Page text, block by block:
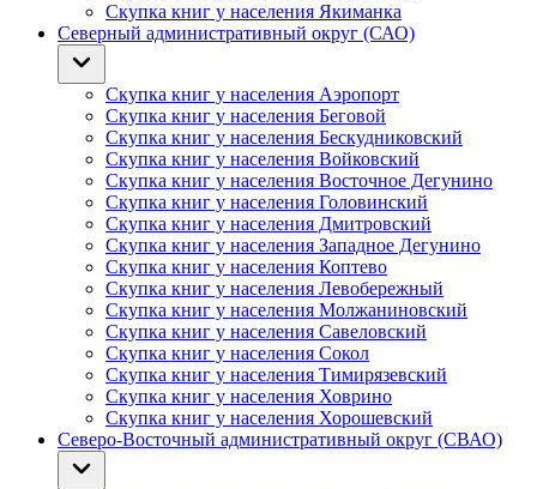
Скупка книг у населения Якиманка
Северный административный округ (САО)
Скупка книг у населения Аэропорт
Скупка книг у населения Беговой
Скупка книг у населения Бескудниковский
Скупка книг у населения Войковский
Скупка книг у населения Восточное Дегунино
Скупка книг у населения Головинский
Скупка книг у населения Дмитровский
Скупка книг у населения Западное Дегунино
Скупка книг у населения Коптево
Скупка книг у населения Левобережный
Скупка книг у населения Молжаниновский
Скупка книг у населения Савеловский
Скупка книг у населения Сокол
Скупка книг у населения Тимирязевский
Скупка книг у населения Ховрино
Скупка книг у населения Хорошевский
Северо-Восточный административный округ (СВАО)